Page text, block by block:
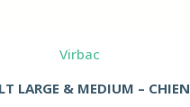
Virbac
LARGE & MEDIUM – CHIEN